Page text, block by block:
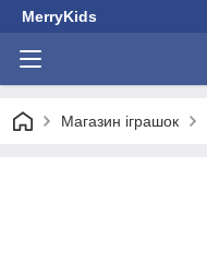
MerryKids
Магазин іграшок